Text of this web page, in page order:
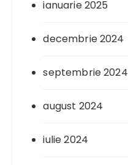
ianuarie 2025
decembrie 2024
septembrie 2024
august 2024
iulie 2024